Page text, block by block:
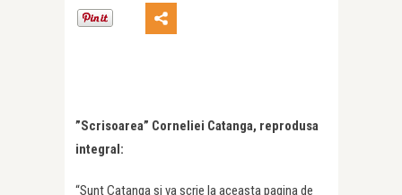
”Scrisoarea” Corneliei Catanga, reprodusa
integral:
“Sunt Catanga si va scrie la aceasta pagina de